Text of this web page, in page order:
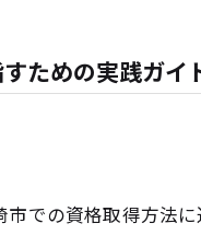
ための実践ガイ
での資格取得方法に